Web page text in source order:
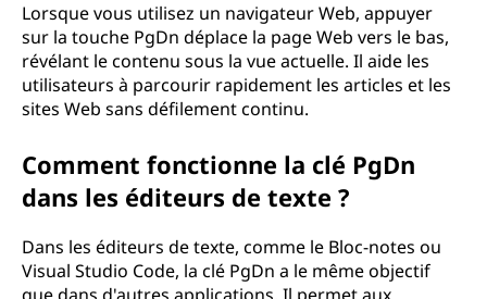
Lorsque vous utilisez un navigateur Web, appuyer
sur la touche PgDn déplace la page Web vers le bas,
révélant le contenu sous la vue actuelle. Il aide les
utilisateurs à parcourir rapidement les articles et les
sites Web sans défilement continu.
Comment fonctionne la clé PgDn
dans les éditeurs de texte ?
Dans les éditeurs de texte, comme le Bloc-notes ou
Visual Studio Code, la clé PgDn a le même objectif